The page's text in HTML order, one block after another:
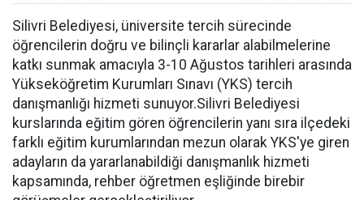
Silivri Belediyesi, üniversite tercih sürecinde
öğrencilerin doğru ve bilinçli kararlar alabilmelerine
katkı sunmak amacıyla 3-10 Ağustos tarihleri arasında
Yükseköğretim Kurumları Sınavı (YKS) tercih
danışmanlığı hizmeti sunuyor.Silivri Belediyesi
kurslarında eğitim gören öğrencilerin yanı sıra ilçedeki
farklı eğitim kurumlarından mezun olarak YKS'ye giren
adayların da yararlanabildiği danışmanlık hizmeti
kapsamında, rehber öğretmen eşliğinde birebir